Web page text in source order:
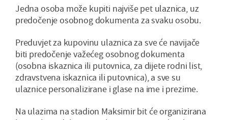
Jedna osoba može kupiti najviše pet ulaznica, uz
predočenje osobnog dokumenta za svaku osobu.
Preduvjet za kupovinu ulaznica za sve će navijače
biti predočenje važećeg osobnog dokumenta
(osobna iskaznica ili putovnica, za dijete rodni list,
zdravstvena iskaznica ili putovnica), a sve su
ulaznice personalizirane i glase na ime i prezime.
Na ulazima na stadion Maksimir bit će organizirana